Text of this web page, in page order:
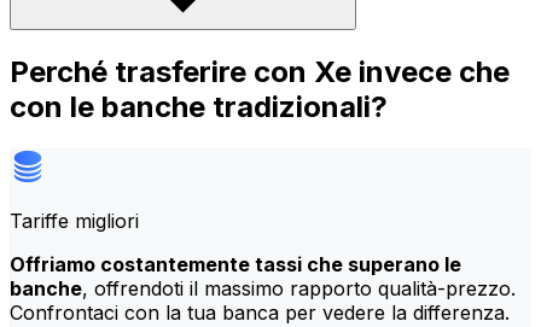
Perché trasferire con Xe invece che
con le banche tradizionali?
Tariffe migliori
Offriamo costantemente tassi che superano le
banche, offrendoti il massimo rapporto qualità-prezzo.
Confrontaci con la tua banca per vedere la differenza.